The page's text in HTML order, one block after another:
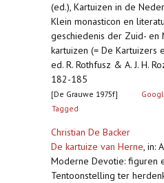
(ed.), Kartuizen in de
Klein monasticon en
geschiedenis der Zuid- en
kartuizen (= De Kartuizers
ed. R. Rothfusz & A. J. H.
182-185
[De Grauwe 1975f]
Tagged
Christian De Backer
De kartuize van Herne, in:
Moderne Devotie: figuren
Tentoonstelling ter